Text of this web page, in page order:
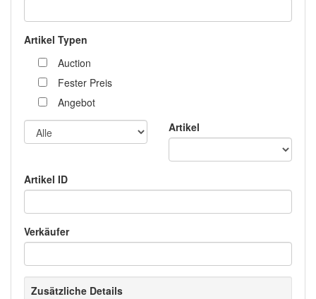
Artikel Typen
Auction
Fester Preis
Angebot
Artikel
Artikel ID
Verkäufer
Zusätzliche Details